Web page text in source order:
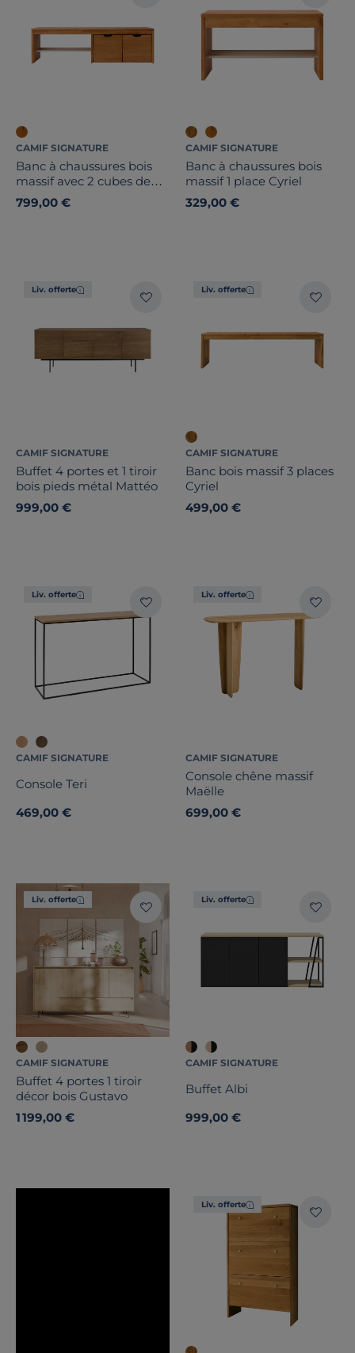
CAMIF SIGNATURE
Banc à chaussures bois
massif avec 2 cubes de
rangement Cyriel
799,00 €
CAMIF SIGNATURE
Banc à chaussures bois
massif 1 place Cyriel
329,00 €
Liv. offerte
CAMIF SIGNATURE
Buffet 4 portes et 1 tiroir
bois pieds métal Mattéo
999,00 €
Liv. offerte
CAMIF SIGNATURE
Banc bois massif 3 places
Cyriel
499,00 €
Liv. offerte
CAMIF SIGNATURE
Console Teri
469,00 €
Liv. offerte
CAMIF SIGNATURE
Console chêne massif
Maëlle
699,00 €
Liv. offerte
CAMIF SIGNATURE
Buffet 4 portes 1 tiroir
décor bois Gustavo
1 199,00 €
Liv. offerte
CAMIF SIGNATURE
Buffet Albi
999,00 €
Liv. offerte